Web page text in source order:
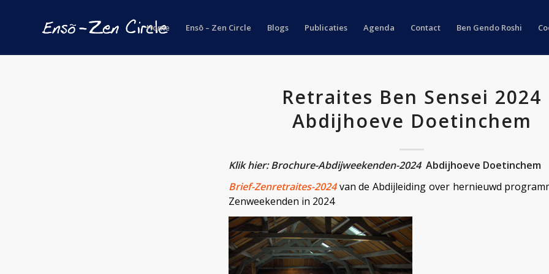
Home Ensō – Zen Circle Blogs Publicaties Agenda Contact Ben Gendo Roshi
Retraites Ben Sensei 2024
Abdijhoeve Doetinchem
Klik hier: Brochure-Abdijweekenden-2024Abdijhoeve Doetinchem
Brief-Zenretraites-2024van de Abdijleiding over hernieuwd
Zenweekenden in 2024